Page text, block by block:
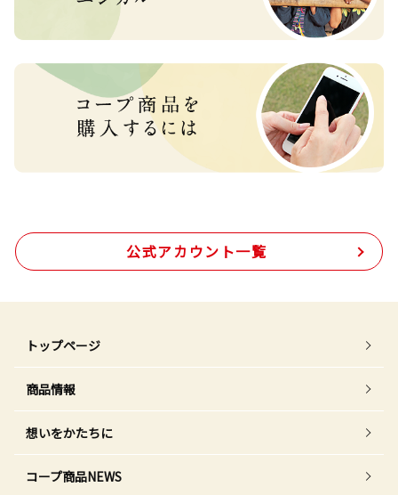
公式アカウント一覧
トップページ
商品情報
想いをかたちに
コープ商品NEWS